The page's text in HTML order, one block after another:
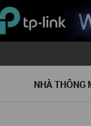
NHÀ THÔNG